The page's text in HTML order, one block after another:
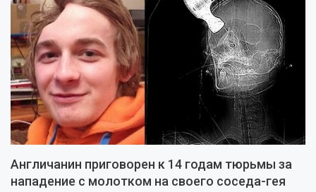
Англичанин приговорен к 14 годам тюрьмы за
нападение с молотком на своего соседа-гея